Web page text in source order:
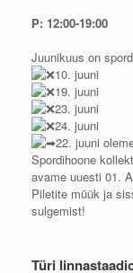
P: 12:00-19:00
Juunikuus on
10. juuni
19. juuni
23. juuni
24. juuni
22. juuni
Spordihoone
avame uuesti 01.
Piletite müük ja
sulgemist!
Türi